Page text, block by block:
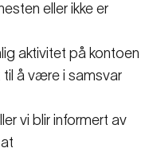
eller ikke er
aktivitet på kontoen
til å være i samsvar
vi blir informert av